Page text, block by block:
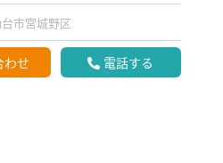
市宮城野区
わせ 電話する